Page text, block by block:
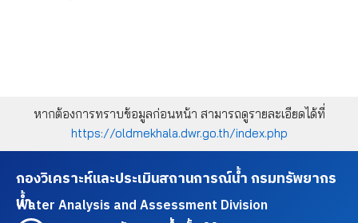
หากต้องการทราบข้อมูลก่อนหน้า สามารถดูรายละเอียดได้ที่
https://oldmekhala.dwr.go.th/index.php
กองวิเคราะห์และประเมินสถานการณ์น้ำ กรมทรัพยากร
น้ำ
Water Analysis and Assessment Division